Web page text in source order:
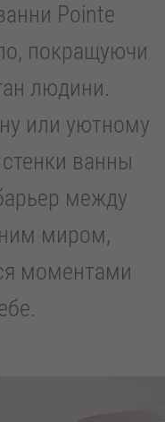
Pointe
покращуючи
людини.
или уютному
ванны
между
миром,
моментами